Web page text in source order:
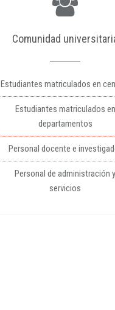
Comunidad
Estudiantes matriculados en
Estudiantes matriculados en
departamentos
Personal docente e
Personal de administración y
servicios